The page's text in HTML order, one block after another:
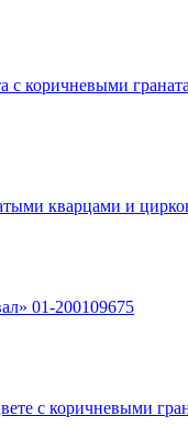
с коричневыми
кварцами и
01-200109675
с коричневыми